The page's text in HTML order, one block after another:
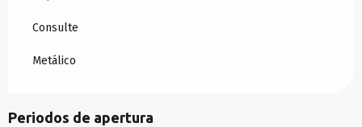
Consulte
Metálico
Periodos de apertura